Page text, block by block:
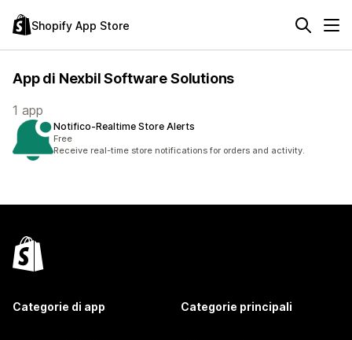
Shopify App Store
App di Nexbil Software Solutions
1 app
Notifico‑Realtime Store Alerts
Free
Receive real-time store notifications for orders and activity.
Categorie di app Categorie principali